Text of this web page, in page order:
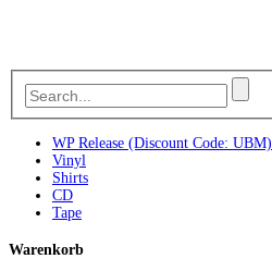
WP Release (Discount Code: UBM)
Vinyl
Shirts
CD
Tape
Warenkorb